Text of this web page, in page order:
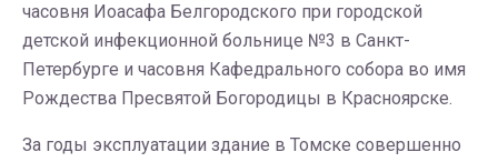
часовня Иоасафа Белгородского при городской
детской инфекционной больнице №3 в Санкт-
Петербурге и часовня Кафедрального собора во имя
Рождества Пресвятой Богородицы в Красноярске.
За годы эксплуатации здание в Томске совершенно